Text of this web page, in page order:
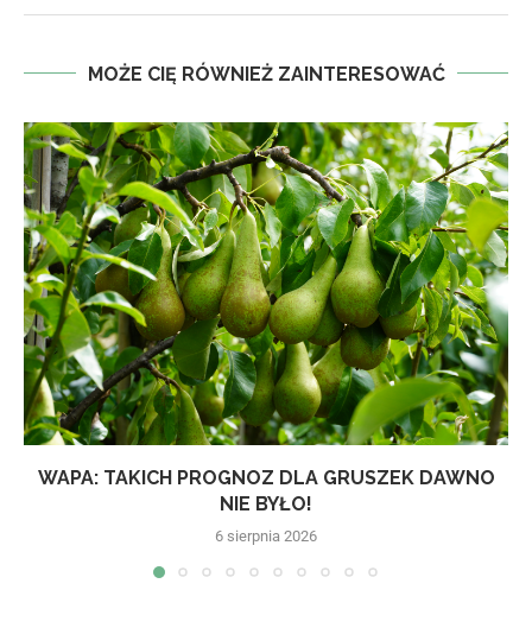
MOŻE CIĘ RÓWNIEŻ ZAINTERESOWAĆ
WAPA: TAKICH PROGNOZ DLA GRUSZEK DAWNO
NIE BYŁO!
6 sierpnia 2026